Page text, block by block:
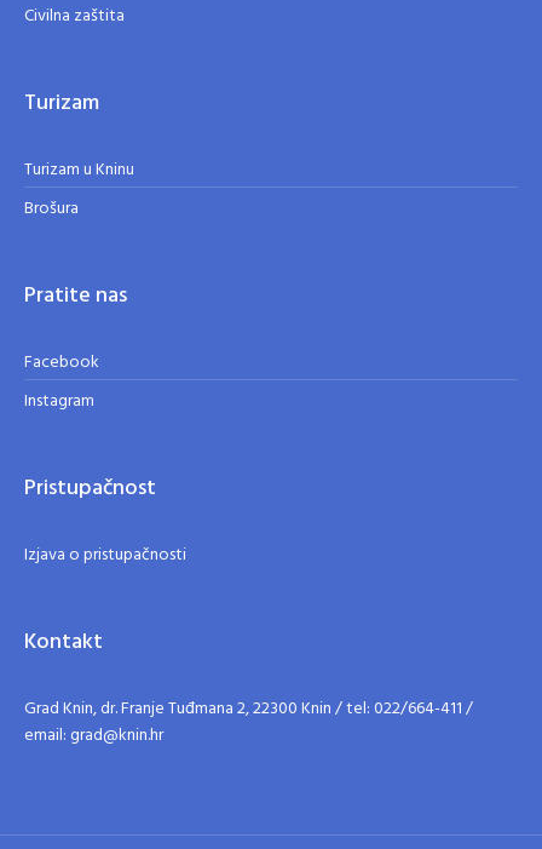
Civilna zaštita
Turizam
Turizam u Kninu
Brošura
Pratite nas
Facebook
Instagram
Pristupačnost
Izjava o pristupačnosti
Kontakt
Grad Knin, dr. Franje Tuđmana 2, 22300 Knin / tel: 022/664-411 /
email: grad@knin.hr